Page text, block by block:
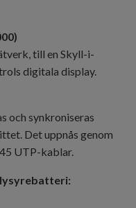
till en Skyll-i-
digitala display.
och synkroniseras
Det uppnås genom
UTP-kablar.